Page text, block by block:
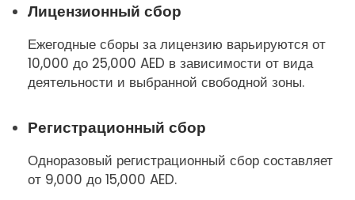
Лицензионный сбор
Ежегодные сборы за лицензию варьируются от
10,000 до 25,000 AED в зависимости от вида
деятельности и выбранной свободной зоны.
Регистрационный сбор
Одноразовый регистрационный сбор составляет
от 9,000 до 15,000 AED.